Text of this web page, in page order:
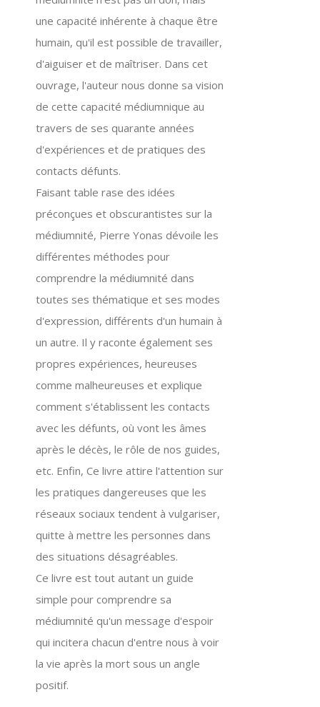
une capacité inhérente à chaque être
humain, qu'il est possible de travailler,
d'aiguiser et de maîtriser. Dans cet
ouvrage, l'auteur nous donne sa vision
de cette capacité médiumnique au
travers de ses quarante années
d'expériences et de pratiques des
contacts défunts.
Faisant table rase des idées
préconçues et obscurantistes sur la
médiumnité, Pierre Yonas dévoile les
différentes méthodes pour
comprendre la médiumnité dans
toutes ses thématique et ses modes
d'expression, différents d'un humain à
un autre. Il y raconte également ses
propres expériences, heureuses
comme malheureuses et explique
comment s'établissent les contacts
avec les défunts, où vont les âmes
après le décès, le rôle de nos guides,
etc. Enfin, Ce livre attire l'attention sur
les pratiques dangereuses que les
réseaux sociaux tendent à vulgariser,
quitte à mettre les personnes dans
des situations désagréables.
Ce livre est tout autant un guide
simple pour comprendre sa
médiumnité qu'un message d'espoir
qui incitera chacun d'entre nous à voir
la vie après la mort sous un angle
positif.